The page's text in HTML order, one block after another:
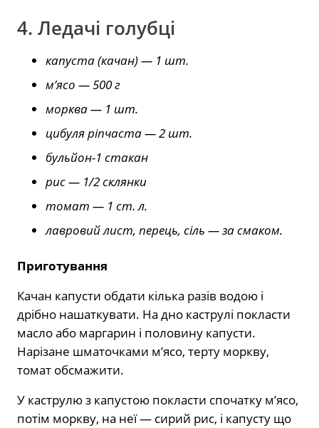
4. Ледачі голубці
капуста (качан) — 1 шт.
м’ясо — 500 г
морква — 1 шт.
цибуля ріпчаста — 2 шт.
бульйон-1 стакан
рис — 1/2 склянки
томат — 1 ст. л.
лавровий лист, перець, сіль — за смаком.
Приготування
Качан капусти обдати кілька разів водою і
дрібно нашаткувати. На дно каструлі покласти
масло або маргарин і половину капусти.
Нарізане шматочками м’ясо, терту моркву,
томат обсмажити.
У каструлю з капустою покласти спочатку м’ясо,
потім моркву, на неї — сирий рис, і капусту що